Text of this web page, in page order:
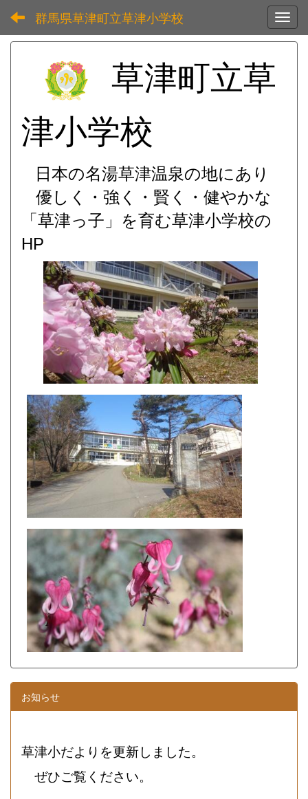
群馬県草津町立草津小学校
草津町立草
津小学校
日本の名湯草津温泉の地にあり
優しく・強く・賢く・健やかな
「草津っ子」を育む草津小学校の
HP
お知らせ
草津小だよりを更新しました。
ぜひご覧ください。